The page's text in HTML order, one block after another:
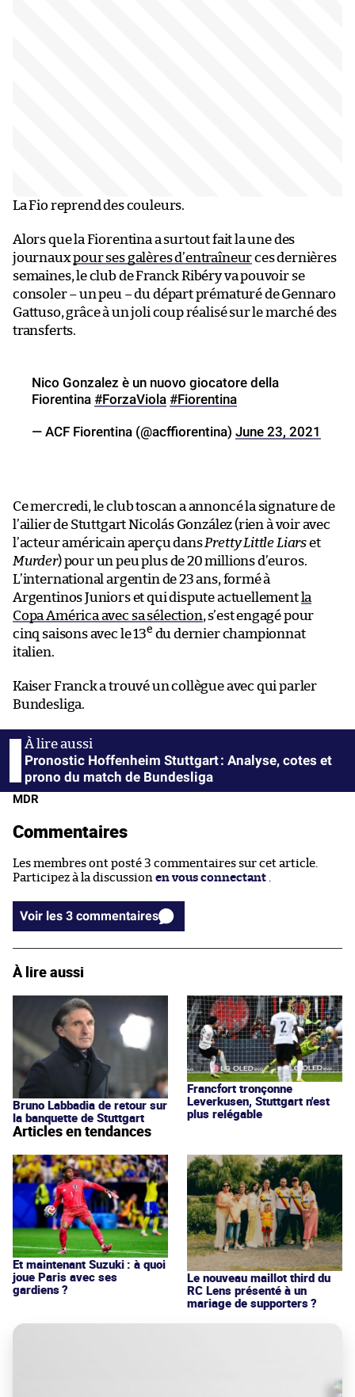
La Fio reprend des couleurs.
Alors que la Fiorentina a surtout fait la une des
journauxpour ses galères d’entraîneurces dernières
semaines, le club de Franck Ribéry va pouvoir se
consoler – un peu – du départ prématuré de Gennaro
Gattuso, grâce à un joli coup réalisé sur le marché des
transferts.
Nico Gonzalez è un nuovo giocatore della
Fiorentina #ForzaViola #Fiorentina
— ACF Fiorentina (@acffiorentina) June 23, 2021
Ce mercredi, le club toscan a annoncé la signature de
l’ailier de Stuttgart Nicolás González (rien à voir avec
l’acteur américain aperçu dansPretty Little Liarset
Murder) pour un peu plus de 20 millions d’euros.
L’international argentin de 23 ans, formé à
Argentinos Juniors et qui dispute actuellement la
Copa América avec sa sélection, s’est engagé pour
cinq saisons avec le 13e du dernier championnat
italien.
Kaiser Franck a trouvé un collègue avec qui parler
Bundesliga.
Pronostic Hoffenheim Stuttgart : Analyse, cotes et
prono du match de Bundesliga
MDR
Commentaires
Les membres ont posté 3 commentaires sur cet article.
Participez à la discussion en vous connectant .
Voir les 3 commentaires
À lire aussi
Bruno Labbadia de retour sur
la banquette de Stuttgart
Francfort tronçonne
Leverkusen, Stuttgart n'est
plus relégable
Articles en tendances
Et maintenant Suzuki : à quoi
joue Paris avec ses
gardiens ?
Le nouveau maillot third du
RC Lens présenté à un
mariage de supporters ?